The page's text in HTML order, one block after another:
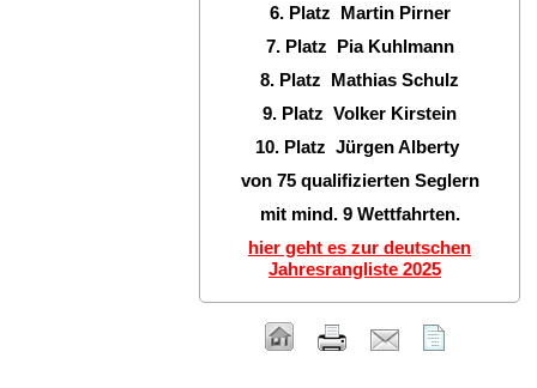
6. Platz Martin Pirner
7. Platz Pia Kuhlmann
8. Platz Mathias Schulz
9. Platz Volker Kirstein
10. Platz Jürgen Alberty
von 75 qualifizierten Seglern
mit mind. 9 Wettfahrten.
hier geht es zur deutschen
Jahresrangliste 2025